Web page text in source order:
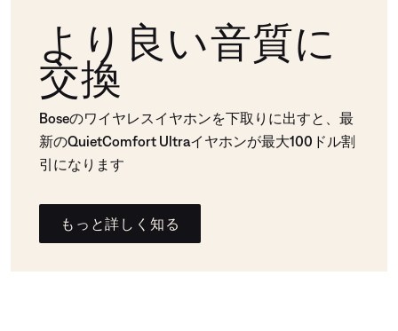
より良い音質に
交換
Boseのワイヤレスイヤホンを下取りに出すと、最
新のQuietComfort Ultraイヤホンが最大100ドル割
引になります
もっと詳しく知る